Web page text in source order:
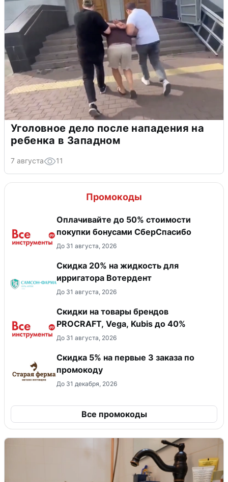
Уголовное дело после нападения на
ребенка в Западном
7 августа 11
Промокоды
Оплачивайте до 50% стоимости
покупки бонусами СберСпасибо
До 31 августа, 2026
Скидка 20% на жидкость для
ирригатора Вотердент
До 31 августа, 2026
Скидки на товары брендов
PROCRAFT, Vega, Kubis до 40%
До 31 августа, 2026
Скидка 5% на первые 3 заказа по
промокоду
До 31 декабря, 2026
Все промокоды